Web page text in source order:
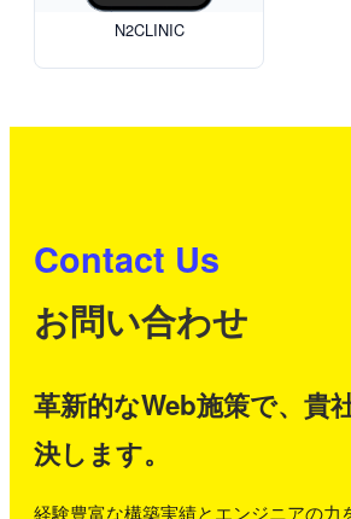
N2CLINIC
Contact Us
お問い合わせ
革新的なWeb施策で、貴
決します。
経験豊富な構築実績とエンジニアの力